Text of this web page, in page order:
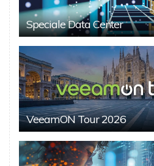
Speciale Data Center
VeeamON Tour 2026